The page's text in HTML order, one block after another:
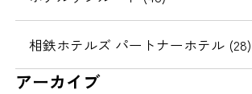
相鉄ホテルズ パートナーホテル (28)
アーカイブ